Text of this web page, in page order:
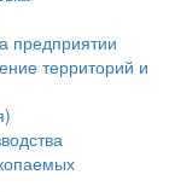
предприятии
территорий и